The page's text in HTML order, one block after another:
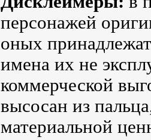
персонажей
оных
имена их не
коммерческой
высосан из
материальной